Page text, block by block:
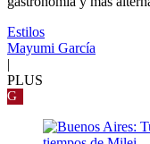
Estilos
Mayumi García
|
PLUS
G